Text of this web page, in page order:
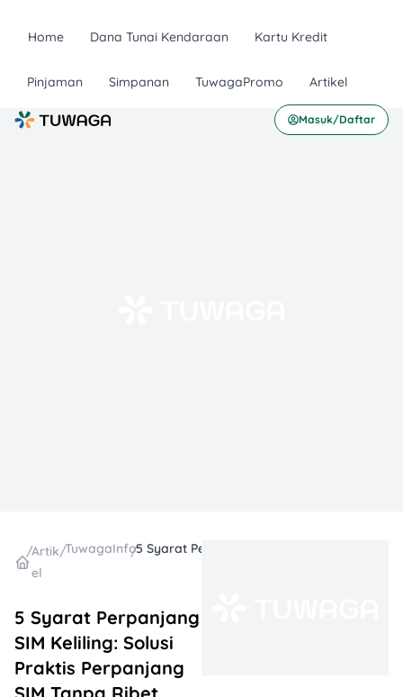
Home Dana Tunai Kendaraan Kartu Kredit
Pinjaman Simpanan TuwagaPromo Artikel
Masuk/Daftar
/Artik
el
/TuwagaInfo
/
5 Syarat Perpanjang
SIM Keliling: Solusi
Praktis Perpanjang